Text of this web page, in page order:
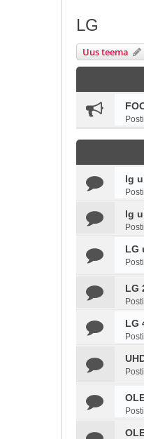
LG
Uus teema
lg
lg
LG
LG
LG